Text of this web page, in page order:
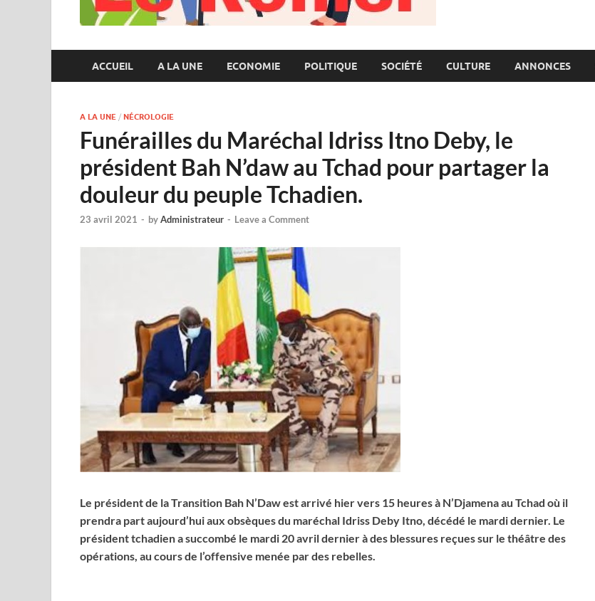
ACCUEIL A LA UNE ECONOMIE POLITIQUE SOCIÉTÉ CULTURE ANNONCES
A LA UNE / NÉCROLOGIE
Funérailles du Maréchal Idriss Itno Deby, le
président Bah N’daw au Tchad pour partager la
douleur du peuple Tchadien.
23 avril 2021 - byAdministrateur - Leave a Comment
Le président de la Transition Bah N’Daw est arrivé hier vers 15 heures à N’Djamena au Tchad où il
prendra part aujourd’hui aux obsèques du maréchal Idriss Deby Itno, décédé le mardi dernier. Le
président tchadien a succombé le mardi 20 avril dernier à des blessures reçues sur le théâtre des
opérations, au cours de l’offensive menée par des rebelles.